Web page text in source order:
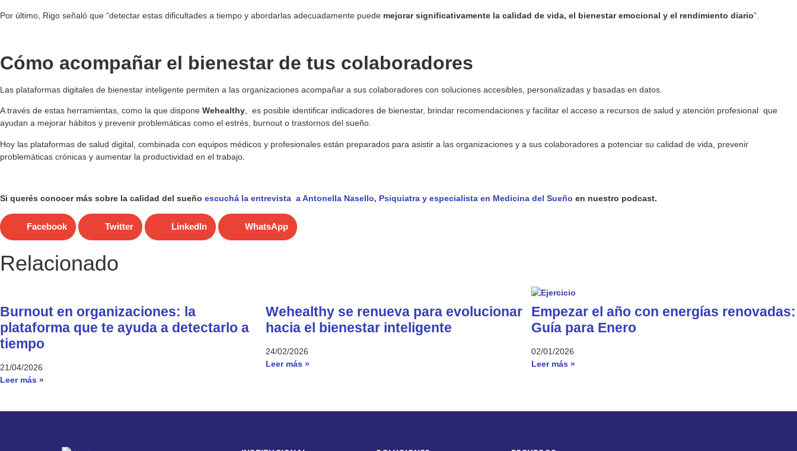
Por último, Rigo señaló que “detectar estas dificultades a tiempo y abordarlas adecuadamente puede mejorar significativamente la calidad de vida, el bienestar emocional y el rendimiento diario”.
Cómo acompañar el bienestar de tus colaboradores
Las plataformas digitales de bienestar inteligente permiten a las organizaciones acompañar a sus colaboradores con soluciones accesibles, personalizadas y basadas en datos.
A través de estas herramientas, como la que dispone Wehealthy, es posible identificar indicadores de bienestar, brindar recomendaciones y facilitar el acceso a recursos de salud y atención profesional que
ayudan a mejorar hábitos y prevenir problemáticas como el estrés, burnout o trastornos del sueño.
Hoy las plataformas de salud digital, combinada con equipos médicos y profesionales están preparados para asistir a las organizaciones y a sus colaboradores a potenciar su calidad de vida, prevenir
problemáticas crónicas y aumentar la productividad en el trabajo.
Si querés conocer más sobre la calidad del sueño escuchá la entrevista a Antonella Nasello, Psiquiatra y especialista en Medicina del Sueño en nuestro podcast.
Facebook Twitter LinkedIn WhatsApp
Relacionado
Burnout en organizaciones: la
plataforma que te ayuda a detectarlo a
tiempo
21/04/2026
Leer más »
Wehealthy se renueva para evolucionar
hacia el bienestar inteligente
24/02/2026
Leer más »
Empezar el año con energías renovadas:
Guía para Enero
02/01/2026
Leer más »